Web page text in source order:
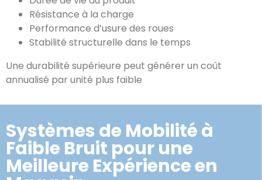
Résistance à la charge
Performance d’usure des roues
Stabilité structurelle dans le temps
Une durabilité supérieure peut générer un coût
annualisé par unité plus faible
Systèmes de Mobilité à
Faible Bruit pour une
Meilleure Expérience en